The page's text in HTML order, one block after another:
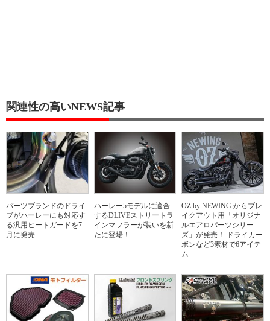
関連性の高いNEWS記事
パーツブランドのドライ
ブがハーレーにも対応す
る汎用ヒートガードを7
月に発売
ハーレー5モデルに適合
するDLIVEストリートラ
インマフラーが装いを新
たに登場！
OZ by NEWING からブレ
イクアウト用「オリジナ
ルエアロパーツシリー
ズ」が発売！ ドライカー
ボンなど3素材で6アイテ
ム